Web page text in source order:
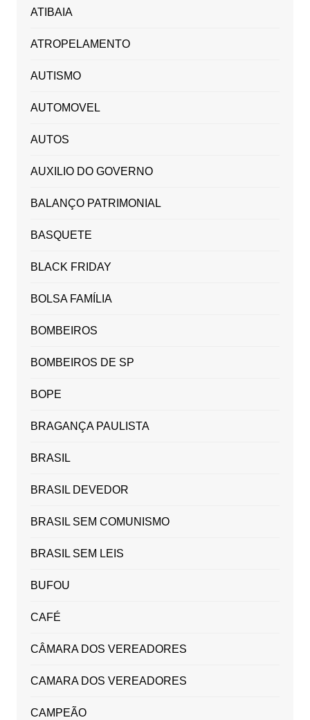
ATIBAIA
ATROPELAMENTO
AUTISMO
AUTOMOVEL
AUTOS
AUXILIO DO GOVERNO
BALANÇO PATRIMONIAL
BASQUETE
BLACK FRIDAY
BOLSA FAMÍLIA
BOMBEIROS
BOMBEIROS DE SP
BOPE
BRAGANÇA PAULISTA
BRASIL
BRASIL DEVEDOR
BRASIL SEM COMUNISMO
BRASIL SEM LEIS
BUFOU
CAFÉ
CÂMARA DOS VEREADORES
CAMARA DOS VEREADORES
CAMPEÃO